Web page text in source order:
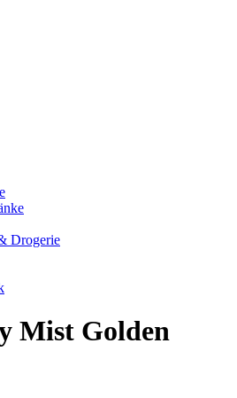
Drogerie
Mist Golden